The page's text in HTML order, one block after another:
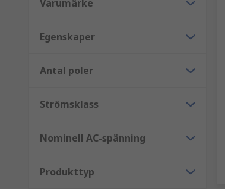
Varumärke
Egenskaper
Antal poler
Strömsklass
Nominell AC-spänning
Produkttyp